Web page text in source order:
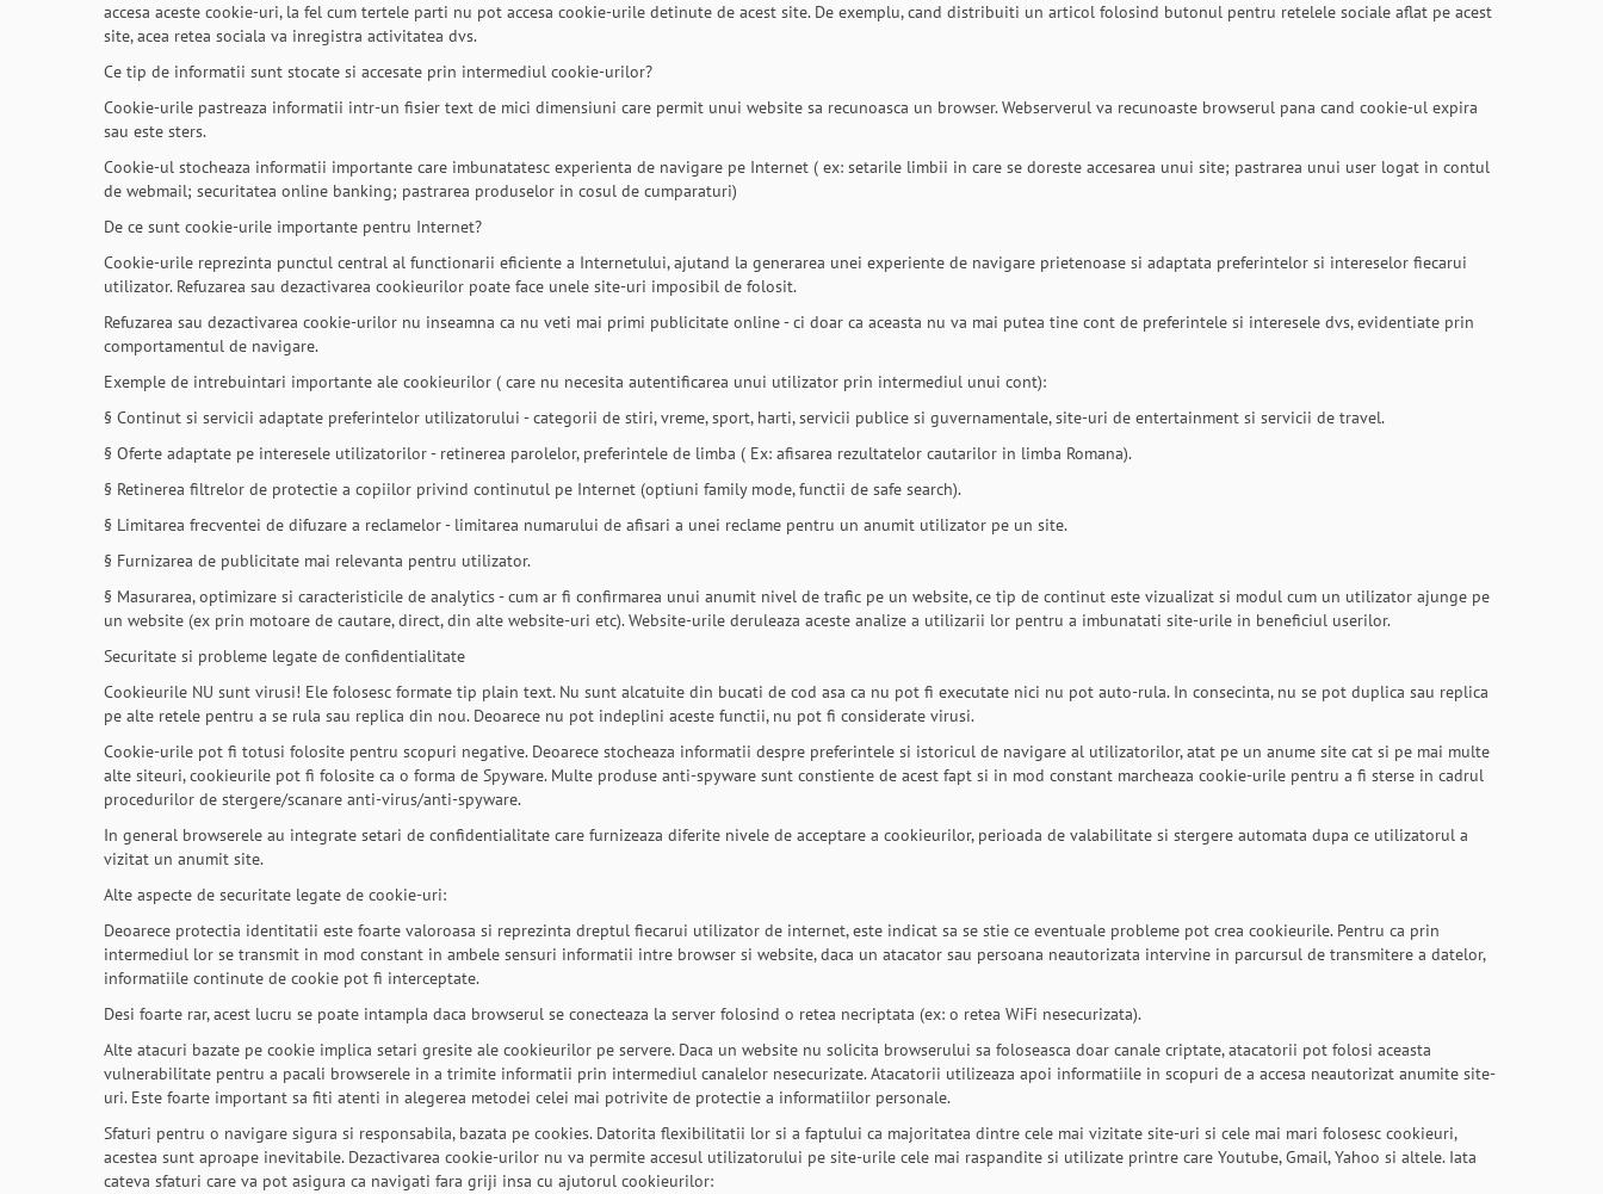
accesa aceste cookie-uri, la fel cum tertele parti nu pot accesa cookie-urile detinute de acest site. De exemplu, cand distribuiti un articol folosind butonul pentru retelele sociale aflat pe acest
site, acea retea sociala va inregistra activitatea dvs.
Ce tip de informatii sunt stocate si accesate prin intermediul cookie-urilor?
Cookie-urile pastreaza informatii intr-un fisier text de mici dimensiuni care permit unui website sa recunoasca un browser. Webserverul va recunoaste browserul pana cand cookie-ul expira
sau este sters.
Cookie-ul stocheaza informatii importante care imbunatatesc experienta de navigare pe Internet ( ex: setarile limbii in care se doreste accesarea unui site; pastrarea unui user logat in contul
de webmail; securitatea online banking; pastrarea produselor in cosul de cumparaturi)
De ce sunt cookie-urile importante pentru Internet?
Cookie-urile reprezinta punctul central al functionarii eficiente a Internetului, ajutand la generarea unei experiente de navigare prietenoase si adaptata preferintelor si intereselor fiecarui
utilizator. Refuzarea sau dezactivarea cookieurilor poate face unele site-uri imposibil de folosit.
Refuzarea sau dezactivarea cookie-urilor nu inseamna ca nu veti mai primi publicitate online - ci doar ca aceasta nu va mai putea tine cont de preferintele si interesele dvs, evidentiate prin
comportamentul de navigare.
Exemple de intrebuintari importante ale cookieurilor ( care nu necesita autentificarea unui utilizator prin intermediul unui cont):
§ Continut si servicii adaptate preferintelor utilizatorului - categorii de stiri, vreme, sport, harti, servicii publice si guvernamentale, site-uri de entertainment si servicii de travel.
§ Oferte adaptate pe interesele utilizatorilor - retinerea parolelor, preferintele de limba ( Ex: afisarea rezultatelor cautarilor in limba Romana).
§ Retinerea filtrelor de protectie a copiilor privind continutul pe Internet (optiuni family mode, functii de safe search).
§ Limitarea frecventei de difuzare a reclamelor - limitarea numarului de afisari a unei reclame pentru un anumit utilizator pe un site.
§ Furnizarea de publicitate mai relevanta pentru utilizator.
§ Masurarea, optimizare si caracteristicile de analytics - cum ar fi confirmarea unui anumit nivel de trafic pe un website, ce tip de continut este vizualizat si modul cum un utilizator ajunge pe
un website (ex prin motoare de cautare, direct, din alte website-uri etc). Website-urile deruleaza aceste analize a utilizarii lor pentru a imbunatati site-urile in beneficiul userilor.
Securitate si probleme legate de confidentialitate
Cookieurile NU sunt virusi! Ele folosesc formate tip plain text. Nu sunt alcatuite din bucati de cod asa ca nu pot fi executate nici nu pot auto-rula. In consecinta, nu se pot duplica sau replica
pe alte retele pentru a se rula sau replica din nou. Deoarece nu pot indeplini aceste functii, nu pot fi considerate virusi.
Cookie-urile pot fi totusi folosite pentru scopuri negative. Deoarece stocheaza informatii despre preferintele si istoricul de navigare al utilizatorilor, atat pe un anume site cat si pe mai multe
alte siteuri, cookieurile pot fi folosite ca o forma de Spyware. Multe produse anti-spyware sunt constiente de acest fapt si in mod constant marcheaza cookie-urile pentru a fi sterse in cadrul
procedurilor de stergere/scanare anti-virus/anti-spyware.
In general browserele au integrate setari de confidentialitate care furnizeaza diferite nivele de acceptare a cookieurilor, perioada de valabilitate si stergere automata dupa ce utilizatorul a
vizitat un anumit site.
Alte aspecte de securitate legate de cookie-uri:
Deoarece protectia identitatii este foarte valoroasa si reprezinta dreptul fiecarui utilizator de internet, este indicat sa se stie ce eventuale probleme pot crea cookieurile. Pentru ca prin
intermediul lor se transmit in mod constant in ambele sensuri informatii intre browser si website, daca un atacator sau persoana neautorizata intervine in parcursul de transmitere a datelor,
informatiile continute de cookie pot fi interceptate.
Desi foarte rar, acest lucru se poate intampla daca browserul se conecteaza la server folosind o retea necriptata (ex: o retea WiFi nesecurizata).
Alte atacuri bazate pe cookie implica setari gresite ale cookieurilor pe servere. Daca un website nu solicita browserului sa foloseasca doar canale criptate, atacatorii pot folosi aceasta
vulnerabilitate pentru a pacali browserele in a trimite informatii prin intermediul canalelor nesecurizate. Atacatorii utilizeaza apoi informatiile in scopuri de a accesa neautorizat anumite site-
uri. Este foarte important sa fiti atenti in alegerea metodei celei mai potrivite de protectie a informatiilor personale.
Sfaturi pentru o navigare sigura si responsabila, bazata pe cookies. Datorita flexibilitatii lor si a faptului ca majoritatea dintre cele mai vizitate site-uri si cele mai mari folosesc cookieuri,
acestea sunt aproape inevitabile. Dezactivarea cookie-urilor nu va permite accesul utilizatorului pe site-urile cele mai raspandite si utilizate printre care Youtube, Gmail, Yahoo si altele. Iata
cateva sfaturi care va pot asigura ca navigati fara griji insa cu ajutorul cookieurilor: